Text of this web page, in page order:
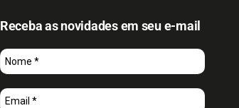
Receba as novidades em seu e-mail